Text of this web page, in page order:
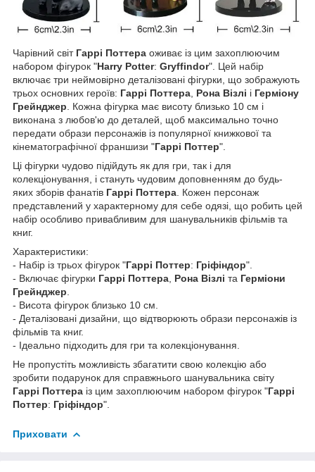
Чарівний світ Гаррі Поттера оживає із цим захоплюючим
набором фігурок "Harry Potter: Gryffindor". Цей набір
включає три неймовірно деталізовані фігурки, що зображують
трьох основних героїв: Гаррі Поттера Рона Візлі і Герміону
Грейнджер . Кожна фігурка має висоту близько 10 см і
виконана з любов'ю до деталей, щоб максимально точно
передати образи персонажів із популярної книжкової та
кінематографічної франшизи "Гаррі Поттер".
Ці фігурки чудово підійдуть як для гри, так і для
колекціонування, і стануть чудовим доповненням до будь-
яких зборів фанатів Гаррі Поттера . Кожен персонаж
представлений у характерному для себе одязі, що робить цей
набір особливо привабливим для шанувальників фільмів та
книг.
Характеристики:
- Набір із трьох фігурок "Гаррі Поттер: Гріфіндор".
- Включає фігурки Гаррі Поттера Рона Візлі та Герміони
Грейнджер
- Висота фігурок близько 10 см.
- Деталізовані дизайни, що відтворюють образи персонажів із
фільмів та книг.
- Ідеально підходить для гри та колекціонування.
Не пропустіть можливість збагатити свою колекцію або
зробити подарунок для справжнього шанувальника світу
Гаррі Поттера із цим захоплюючим набором фігурок "Гаррі
Поттер: Гріфіндор".
Приховати